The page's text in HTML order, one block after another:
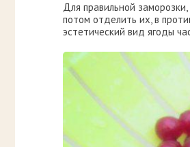
Для правильной
потом отделить их, в
эстетический вид ягоды